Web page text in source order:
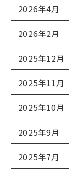
2026年4月
2026年2月
2025年12月
2025年11月
2025年10月
2025年9月
2025年7月